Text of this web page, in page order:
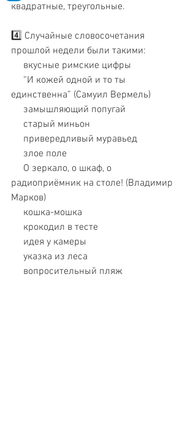
квадратные, треугольные.
4️⃣ Случайные словосочетания
прошлой недели были такими:
     вкусные римские цифры
единственна” (Самуил Вермель)
     замышляющий попугай
     старый миньон
     привередливый муравьед
     злое поле
радиоприёмник на столе! (Владимир
Марков)
     кошка-мошка
     крокодил в тесте
     идея у камеры
     указка из леса
     вопросительный пляж